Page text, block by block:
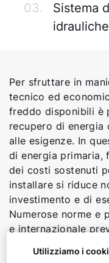
03.
Sistema
idrauliche
Per sfruttare in
tecnico ed
freddo disponibili è
recupero di energia
alle esigenze. In
di energia primaria,
dei costi sostenuti
installare si riduce
investimento e di
Numerose norme e
e internazionale
Utilizziamo i